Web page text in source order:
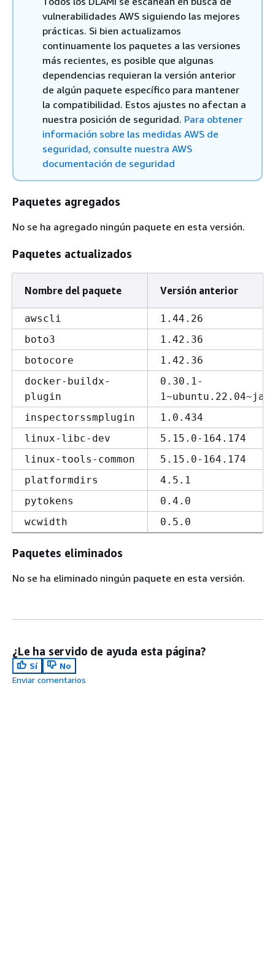
vulnerabilidades AWS siguiendo las mejores
prácticas. Si bien actualizamos
continuamente los paquetes a las versiones
más recientes, es posible que algunas
dependencias requieran la versión anterior
de algún paquete específico para mantener
la compatibilidad. Estos ajustes no afectan a
nuestra posición de seguridad. Para obtener
información sobre las medidas AWS de
seguridad, consulte nuestra AWS
documentación de seguridad
Paquetes agregados
No se ha agregado ningún paquete en esta versión.
Paquetes actualizados
Nombre del paquete Versión anterior
awscli
1.44.26
boto3
1.42.36
botocore
1.42.36
docker-buildx-
plugin
0.30.1-
inspectorssmplugin
1.0.434
linux-libc-dev
5.15.0-164.174
linux-tools-common
5.15.0-164.174
platformdirs
4.5.1
pytokens
0.4.0
wcwidth
0.5.0
Paquetes eliminados
No se ha eliminado ningún paquete en esta versión.
¿Le ha servido de ayuda esta página?
Sí
No
Enviar comentarios